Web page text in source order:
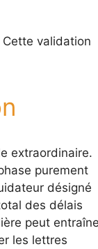
Cette validation
extraordinaire.
purement
désigné
des délais
peut
les lettres